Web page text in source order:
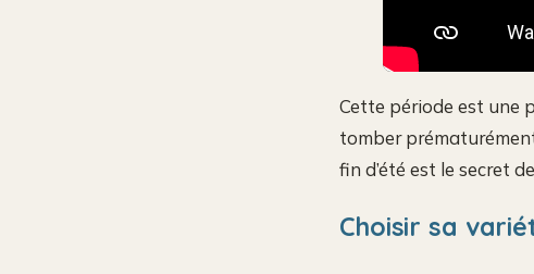
Cette période est une
tomber
fin d’été est le secret
Choisir sa